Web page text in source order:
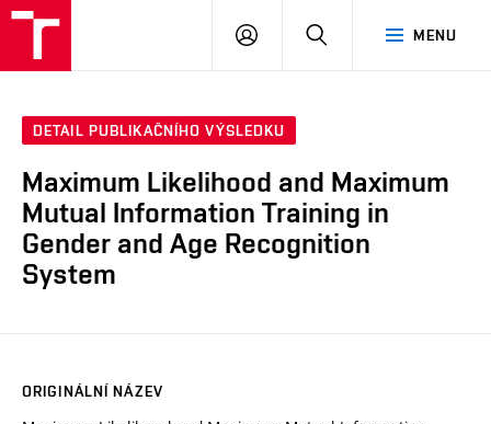
MENU
PŘIHLÁSIT
DETAIL PUBLIKAČNÍHO VÝSLEDKU
Maximum Likelihood and Maximum
Mutual Information Training in
Gender and Age Recognition
System
ORIGINÁLNÍ NÁZEV